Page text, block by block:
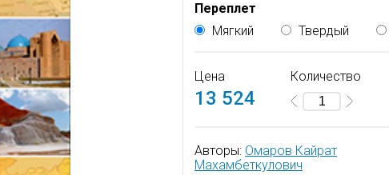
Переплет
Мягкий
Твердый
Доступ к электронной книге
Подтверждение об оплате
платежной системы.
предлагаются.
Цена
13 524
Количество
Авторы: Омаров Кайрат
Махамбеткулович